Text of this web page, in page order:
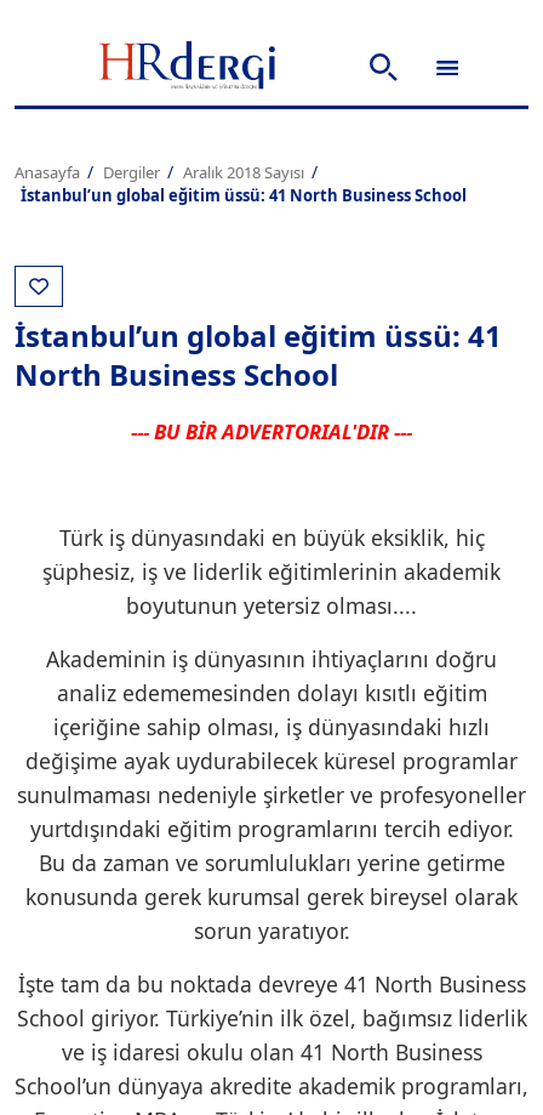
Anasayfa Dergiler
Aralık 2018 Sayısı
İstanbul’un global eğitim üssü: 41 North Business School
İstanbul’un global eğitim üssü: 41
North Business School
--- BU BİR ADVERTORIAL'DIR ---
Türk iş dünyasındaki en büyük eksiklik, hiç
şüphesiz, iş ve liderlik eğitimlerinin akademik
boyutunun yetersiz olması....
Akademinin iş dünyasının ihtiyaçlarını doğru
analiz edememesinden dolayı kısıtlı eğitim
içeriğine sahip olması, iş dünyasındaki hızlı
değişime ayak uydurabilecek küresel programlar
sunulmaması nedeniyle şirketler ve profesyoneller
yurtdışındaki eğitim programlarını tercih ediyor.
Bu da zaman ve sorumlulukları yerine getirme
konusunda gerek kurumsal gerek bireysel olarak
sorun yaratıyor.
İşte tam da bu noktada devreye 41 North Business
School giriyor. Türkiye’nin ilk özel, bağımsız liderlik
ve iş idaresi okulu olan 41 North Business
School’un dünyaya akredite akademik programları,